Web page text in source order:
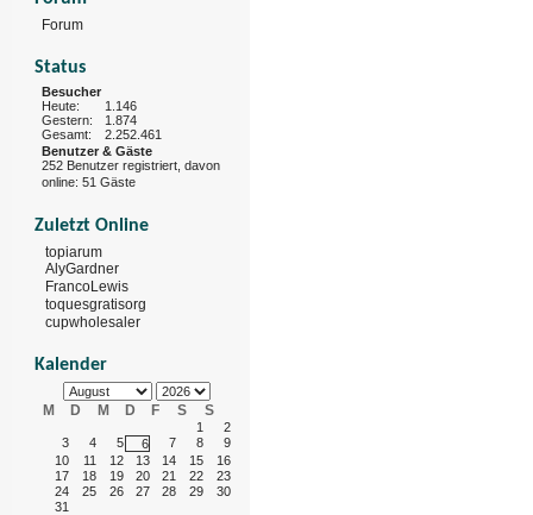
Forum
Status
Besucher
Heute:
1.146
Gestern:
1.874
Gesamt:
2.252.461
Benutzer & Gäste
252 Benutzer registriert, davon
online: 51 Gäste
Zuletzt Online
topiarum
AlyGardner
FrancoLewis
toquesgratisorg
cupwholesaler
Kalender
M D M D F S S
1
2
3
4 5 6 7 8
9
10
11 12 13 14 15
16
17
18 19 20 21 22
23
24
25 26 27 28 29
30
31